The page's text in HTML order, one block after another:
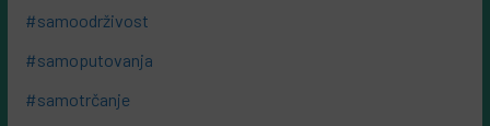
#samoodrživost
#samoputovanja
#samotrčanje